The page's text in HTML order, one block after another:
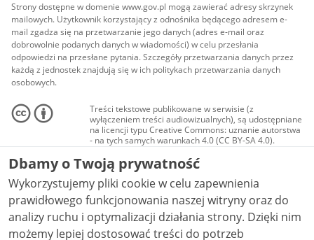
Strony dostępne w domenie www.gov.pl mogą zawierać adresy skrzynek
mailowych. Użytkownik korzystający z odnośnika będącego adresem e-
mail zgadza się na przetwarzanie jego danych (adres e-mail oraz
dobrowolnie podanych danych w wiadomości) w celu przesłania
odpowiedzi na przesłane pytania. Szczegóły przetwarzania danych przez
każdą z jednostek znajdują się w ich politykach przetwarzania danych
osobowych.
Treści tekstowe publikowane w serwisie (z
wyłączeniem treści audiowizualnych), są udostępniane
na licencji typu Creative Commons: uznanie autorstwa
- na tych samych warunkach 4.0 (CC BY-SA 4.0).
Materiały audiowizualne, w tym zdjęcia, materiały
audio i wideo, są udostępniane na licencji typu
Creative Commons: uznanie autorstwa użycie
niekomercyjne - bez utworów zależnych 4.0 (CC BY-
NC-ND 4.0), o ile nie jest to stwierdzone inaczej.
Dbamy o Twoją prywatność
Wykorzystujemy pliki cookie w celu zapewnienia
prawidłowego funkcjonowania naszej witryny oraz do
analizy ruchu i optymalizacji działania strony. Dzięki nim
możemy lepiej dostosować treści do potrzeb